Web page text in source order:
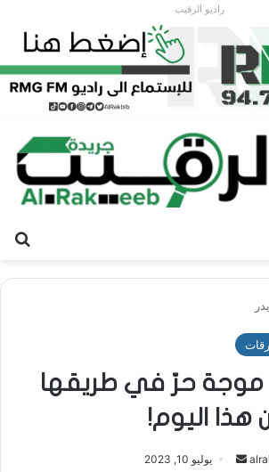
راديو الرقيب
موجة حرّ في طريقها
هذا اليوم!
يوليو 10, 2023